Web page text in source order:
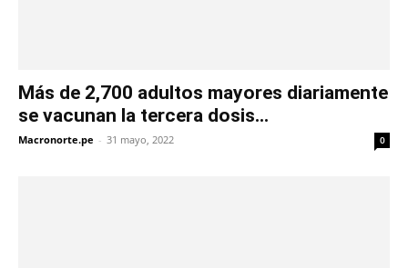
Más de 2,700 adultos mayores diariamente
se vacunan la tercera dosis...
Macronorte.pe - 31 mayo, 2022 0